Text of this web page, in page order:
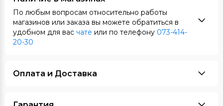
По любым вопросам относительно работы
магазинов или заказа вы можете обратиться в
удобном для вас чате или по телефону 073-414-
20-30
Оплата и Доставка